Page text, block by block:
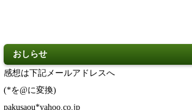
おしらせ
感想は下記メールアドレスへ
(*を@に変換)
pakusaou*yahoo.co.jp